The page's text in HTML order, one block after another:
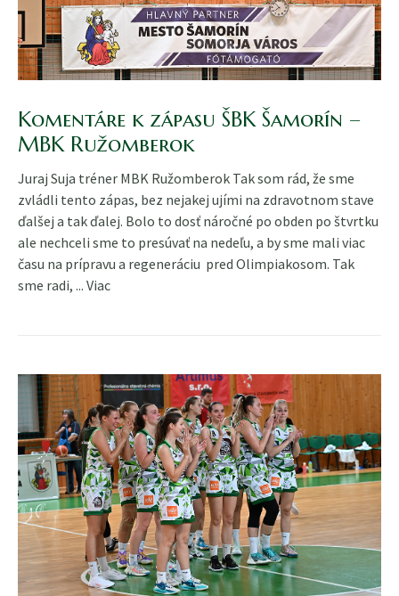
Komentáre k zápasu ŠBK Šamorín –
MBK Ružomberok
Juraj Suja tréner MBK Ružomberok Tak som rád, že sme
zvládli tento zápas, bez nejakej ujími na zdravotnom stave
ďalšej a tak ďalej. Bolo to dosť náročné po obden po štvrtku
ale nechceli sme to presúvať na nedeľu, a by sme mali viac
času na prípravu a regeneráciu pred Olimpiakosom. Tak
sme radi, ... Viac